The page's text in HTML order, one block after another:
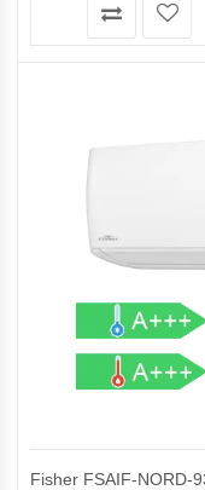
Fisher FSAIF-NORD-